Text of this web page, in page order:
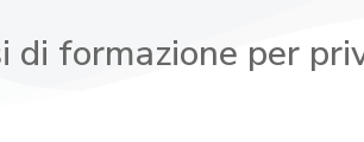
di formazione per